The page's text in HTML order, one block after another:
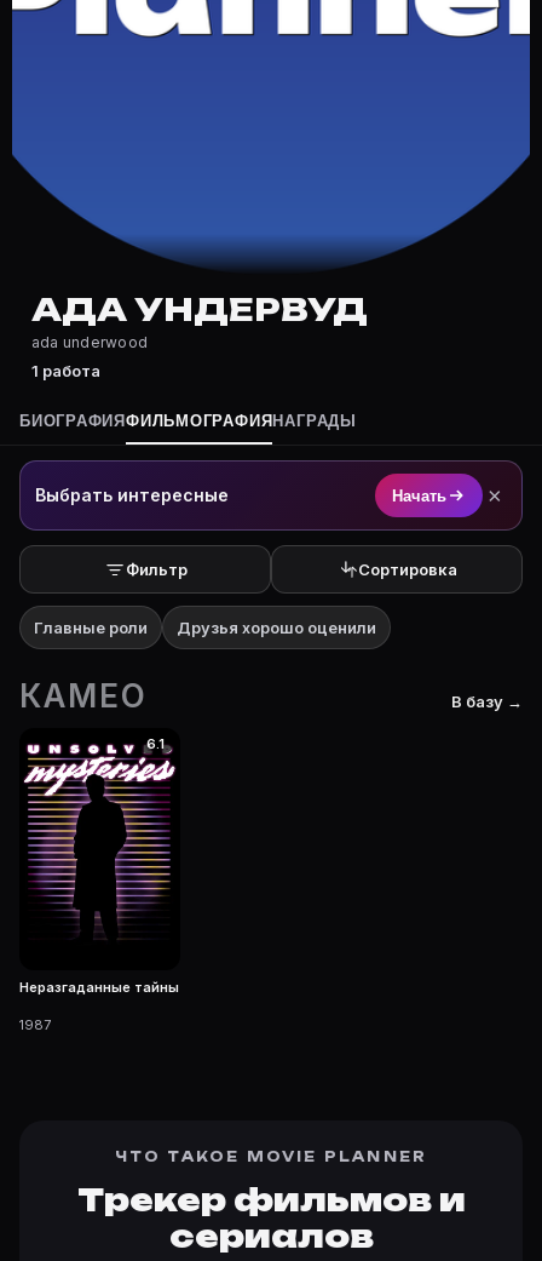
Где снимался Ада Ундервуд?
Ада Ундервуд — актёр. Биография и роли на
Где открыть фильмографию Ада Ундервуд?
На Movie Planner: https://movie-planner.ru/s/
АДА УНДЕРВУД
ada underwood
1 работа
БИОГРАФИЯФИЛЬМОГРАФИЯ НАГРАДЫ
Выбрать интересные Начать ×
Фильтр Сортировка
Главные роли Друзья хорошо оценили
КАМЕО В базу →
6.1
Неразгаданные тайны
1987
ЧТО ТАКОЕ MOVIE PLANNER
Трекер фильмов и
сериалов